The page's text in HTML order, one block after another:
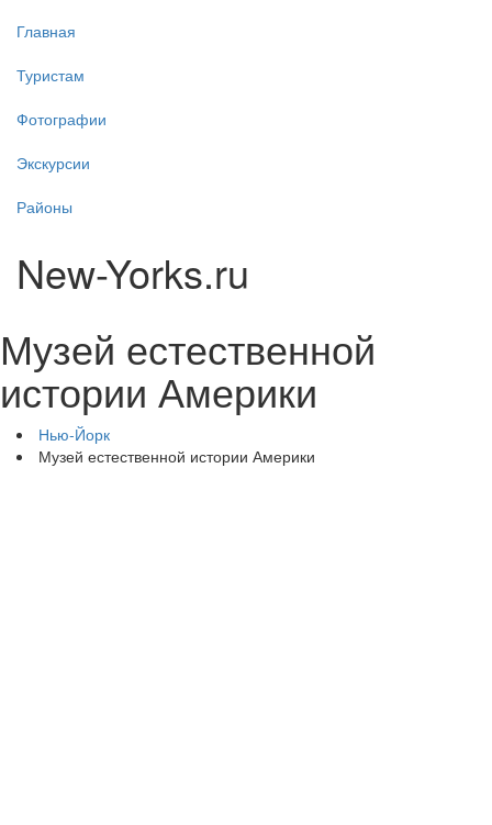
Главная
Туристам
Фотографии
Экскурсии
Районы
New-Yorks.ru
Музей естественной
истории Америки
Нью-Йорк
Музей естественной истории Америки